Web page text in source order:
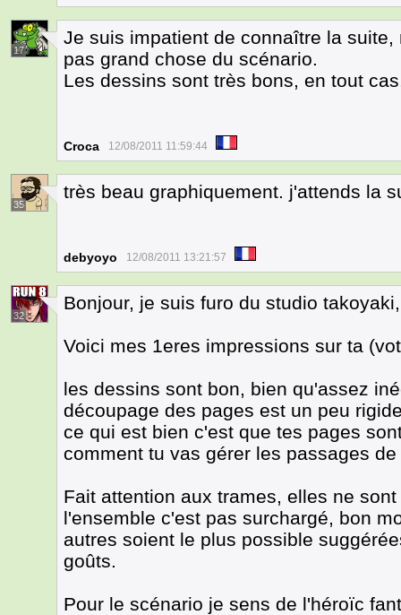
17
Je suis impatient de connaître la
pas grand chose du scénario.
Les dessins sont très bons, en tout
Croca 12/08/2011 11:59:44
35
très beau graphiquement. j'attends la
debyoyo 12/08/2011 13:21:57
32
Bonjour, je suis furo du studio
Voici mes 1eres impressions sur ta
les dessins sont bon, bien qu'assez
découpage des pages est un peu
ce qui est bien c'est que tes pages
comment tu vas gérer les passages
Fait attention aux trames, elles ne
l'ensemble c'est pas surchargé, bon
autres soient le plus possible
goûts.
Pour le scénario je sens de l'héroïc